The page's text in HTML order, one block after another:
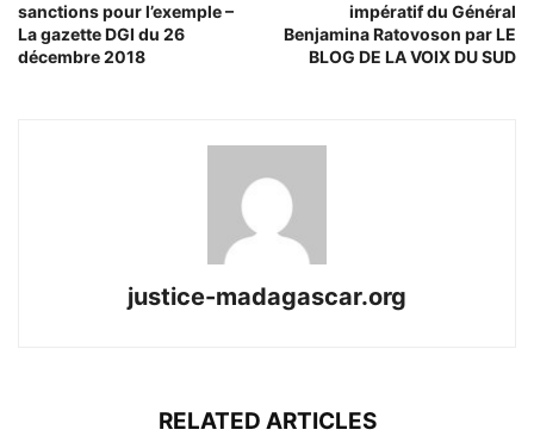
sanctions pour l’exemple –
La gazette DGI du 26
décembre 2018
impératif du Général
Benjamina Ratovoson par LE
BLOG DE LA VOIX DU SUD
justice-madagascar.org
RELATED ARTICLES